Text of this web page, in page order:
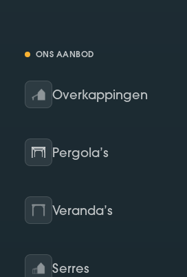
ONS AANBOD
Overkappingen
Pergola’s
Veranda’s
Serres